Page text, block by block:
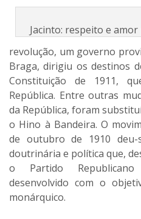
Jacinto: respeito e
revolução, um governo
Braga, dirigiu os destinos
Constituição de 1911,
República. Entre outras
da República, foram
o Hino à Bandeira. O
de outubro de 1910 deu-
doutrinária e política que,
o Partido
desenvolvido com o
monárquico.